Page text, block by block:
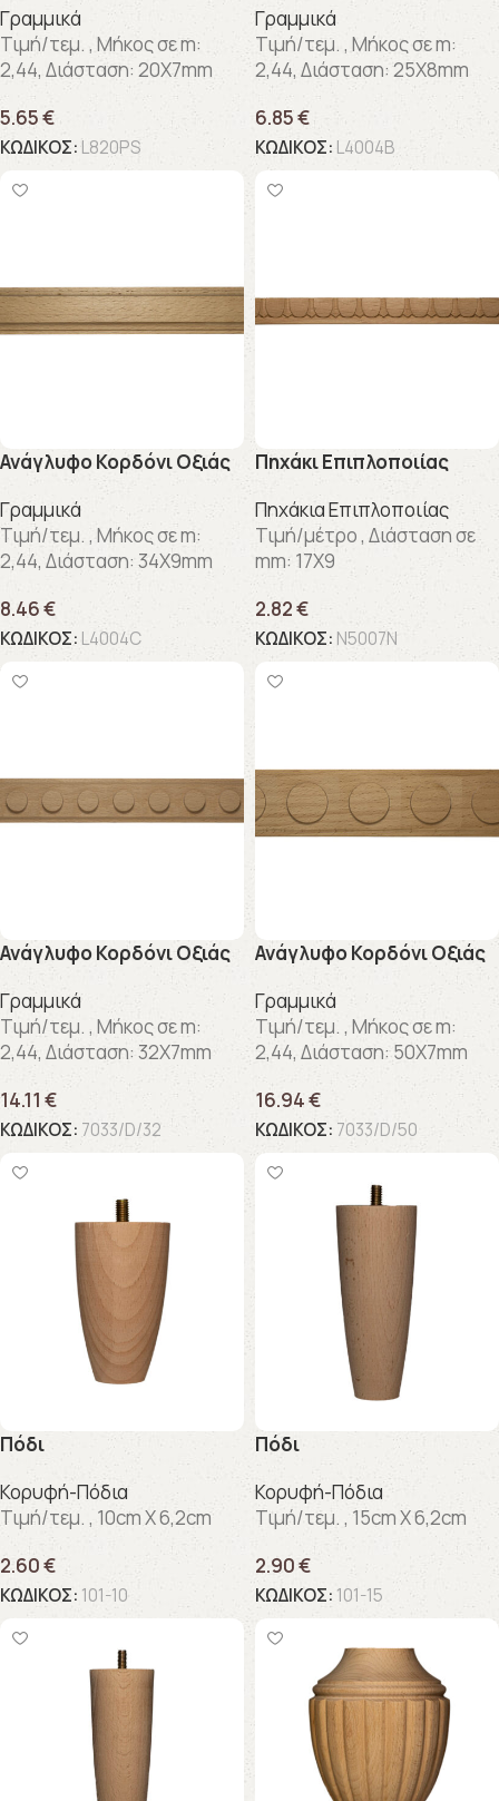
Γραμμικά
Τιμή/τεμ. , Μήκος σε m:
2,44, Διάσταση: 20X7mm
5.65€
ΚΩΔΙΚΟΣ:L820PS
Γραμμικά
Τιμή/τεμ. , Μήκος σε m:
2,44, Διάσταση: 25X8mm
6.85€
ΚΩΔΙΚΟΣ: L4004B
Ανάγλυφo Κορδόνι Οξιάς
Γραμμικά
Τιμή/τεμ. , Μήκος σε m:
2,44, Διάσταση: 34X9mm
8.46€
ΚΩΔΙΚΟΣ: L4004C
Πηχάκι Επιπλοποιίας
Πηχάκια Επιπλοποιίας
Τιμή/μέτρο , Διάσταση σε
mm: 17X9
2.82€
ΚΩΔΙΚΟΣ: N5007N
Ανάγλυφo Κορδόνι Οξιάς
Γραμμικά
Τιμή/τεμ. , Μήκος σε m:
2,44, Διάσταση: 32X7mm
14.11 €
ΚΩΔΙΚΟΣ: 7033/D/32
Ανάγλυφo Κορδόνι Οξιάς
Γραμμικά
Τιμή/τεμ. , Μήκος σε m:
2,44, Διάσταση: 50X7mm
16.94€
ΚΩΔΙΚΟΣ: 7033/D/50
Πόδι
Κορυφή-Πόδια
Τιμή/τεμ. , 10cm X 6,2cm
2.60€
ΚΩΔΙΚΟΣ: 101-10
Πόδι
Κορυφή-Πόδια
Τιμή/τεμ. , 15cm X 6,2cm
2.90€
ΚΩΔΙΚΟΣ: 101-15